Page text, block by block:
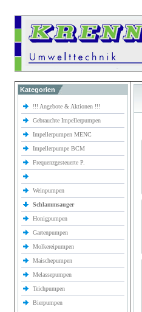
Kategorien
!!! Angebote & Aktionen !!!
Gebrauchte Impellerpumpen
Impellerpumpen MENC
Impellerpumpe BCM
Frequenzgesteuerte P.
Weinpumpen
Schlammsauger
Honigpumpen
Gartenpumpen
Molkereipumpen
Maischepumpen
Melassepumpen
Teichpumpen
Bierpumpen